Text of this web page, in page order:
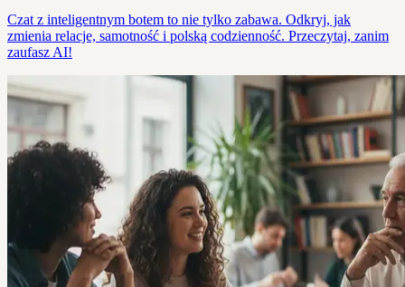
Czat z inteligentnym botem to nie tylko zabawa. Odkryj, jak
zmienia relacje, samotność i polską codzienność. Przeczytaj, zanim
zaufasz AI!